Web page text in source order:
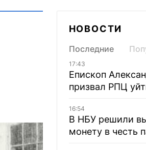
НОВОСТИ
Последние
17:43
Епископ
призвал РПЦ
16:54
В НБУ решили
монету в честь